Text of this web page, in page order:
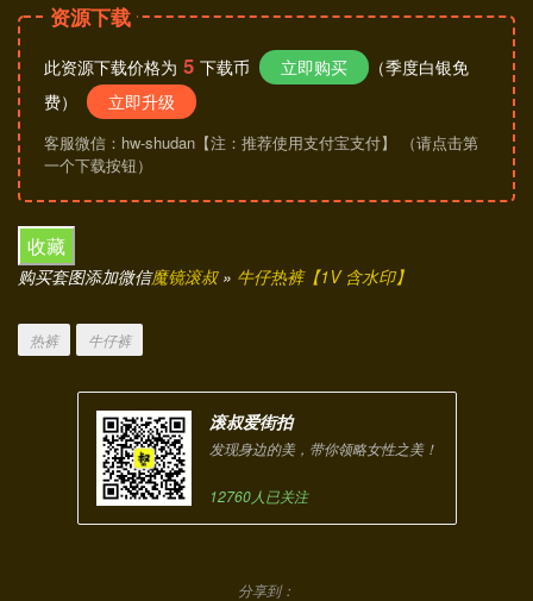
资源下载
此资源下载价格为 5 下载币 立即购买
（季度白银免
费）
立即升级
客服微信：hw-shudan【注：推荐使用支付宝支付】 （请点击第
一个下载按钮）
收藏
购买套图添加微信魔镜滚叔» 牛仔热裤【1V 含水印】
热裤 牛仔裤
滚叔爱街拍
发现身边的美，带你领略女性之美！
12760人已关注
分享到：